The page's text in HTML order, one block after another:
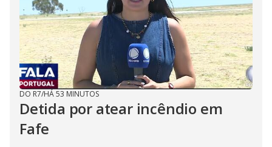
DO R7/HÁ 53 MINUTOS
Detida por atear incêndio em
Fafe